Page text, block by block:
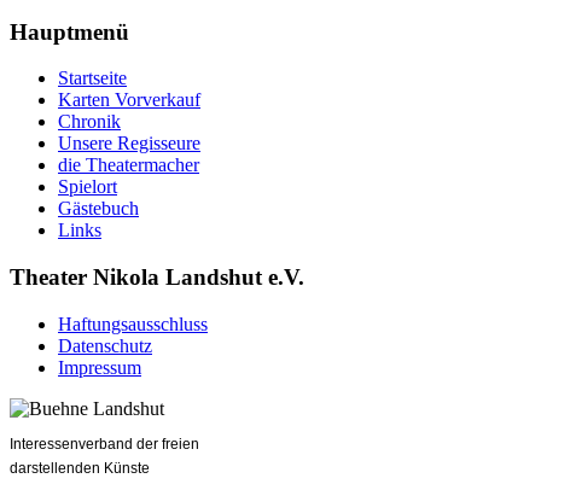
Hauptmenü
Startseite
Karten Vorverkauf
Chronik
Unsere Regisseure
die Theatermacher
Spielort
Gästebuch
Links
Theater Nikola Landshut e.V.
Haftungsausschluss
Datenschutz
Impressum
Interessenverband der freien
darstellenden Künste